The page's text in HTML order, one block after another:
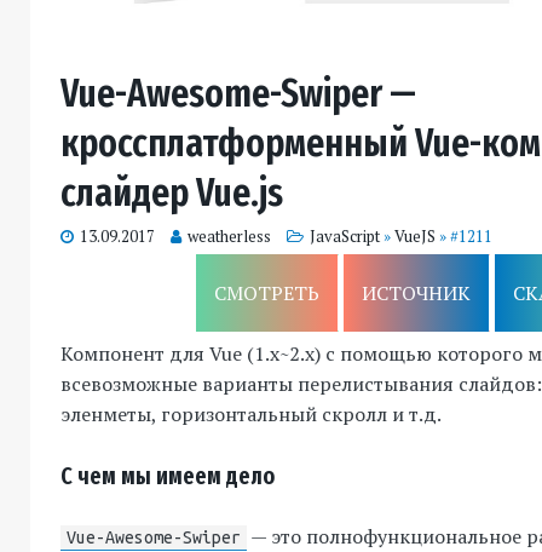
Vue-Awesome-Swiper —
кроссплатформенный Vue-
слайдер Vue.js
13.09.2017 weatherless JavaScript»VueJS » #1211
СМОТРЕТЬ ИСТОЧНИК
Компонент для Vue (1.x~2.x) с помощью которого
всевозможные варианты перелистывания
эленметы, горизонтальный скролл и т.д.
С чем мы имеем дело
Vue-Awesome-Swiper
— это полнофункциональное